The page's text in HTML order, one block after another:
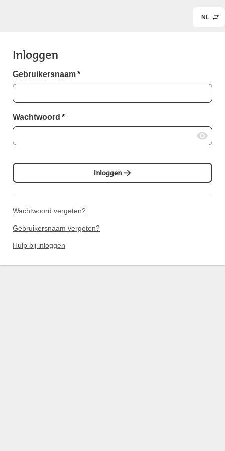
NL
Inloggen
Gebruikersnaam*
Wachtwoord *
Inloggen
Wachtwoord vergeten?
Gebruikersnaam vergeten?
Hulp bij inloggen